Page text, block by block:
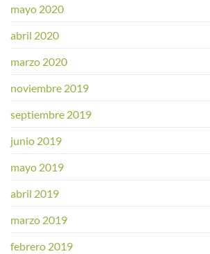
mayo 2020
abril 2020
marzo 2020
noviembre 2019
septiembre 2019
junio 2019
mayo 2019
abril 2019
marzo 2019
febrero 2019